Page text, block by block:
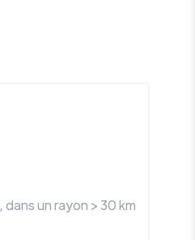
, dans un rayon >30km